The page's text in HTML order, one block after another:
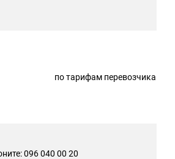
по тарифам перевозчика
096 040 00 20